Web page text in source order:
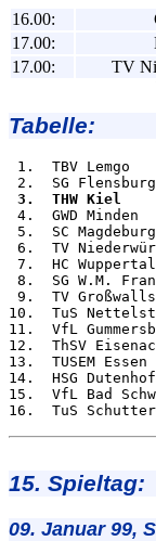
16.00:
17.00:
17.00:
TV
Tabelle:
1.  TBV
3.  THW Kiel
4.  GWD
5.  SC
6.  TV
7.  HC
8.  SG W.M.
9.  TV
10.  TuS
11.  VfL
12.  ThSV
13.  TUSEM
14.  HSG
15.  VfL Bad
15. Spieltag:
09. Januar 99,